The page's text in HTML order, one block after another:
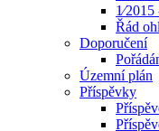
Řád
Doporučení
Územní plán
Příspěvky